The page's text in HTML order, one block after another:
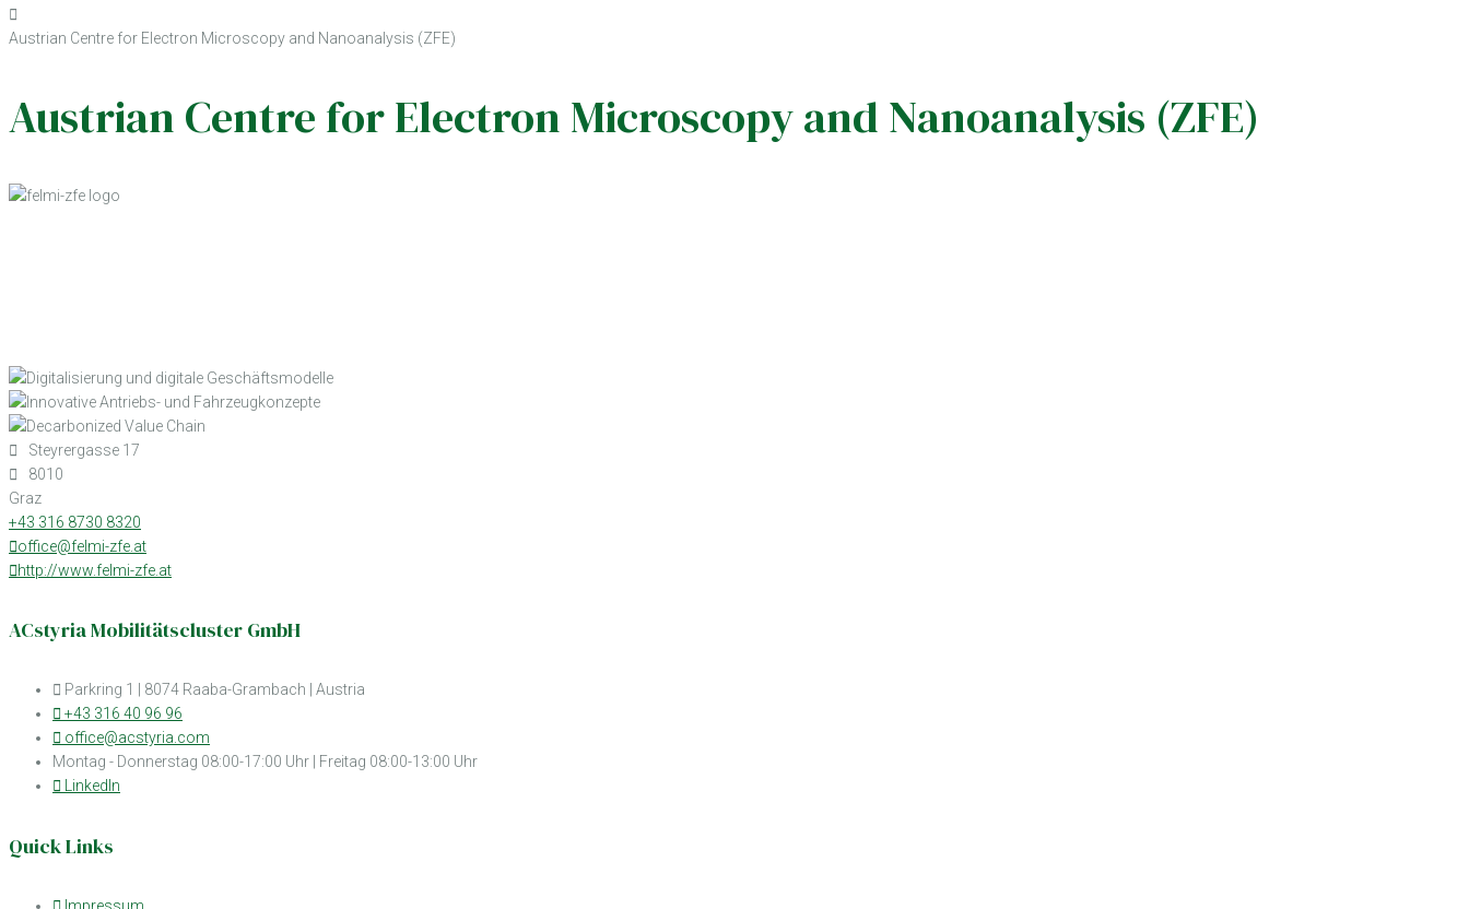
Austrian Centre for Electron Microscopy and Nanoanalysis (ZFE)
Austrian Centre for Electron Microscopy and Nanoanalysis (ZFE)
Steyrergasse 17
8010
Graz
+43 316 8730 8320
office@felmi-zfe.at
http://www.felmi-zfe.at
ACstyria Mobilitätscluster GmbH
Parkring 1 | 8074 Raaba-Grambach | Austria
+43 316 40 96 96
office@acstyria.com
Montag - Donnerstag 08:00-17:00 Uhr | Freitag 08:00-13:00 Uhr
LinkedIn
Quick Links
Impressum